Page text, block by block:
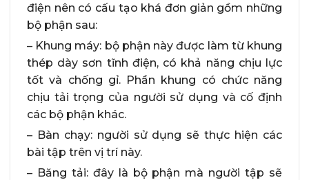
điện nên có cấu tạo khá đơn giản gồm những
bộ phận sau:
– Khung máy: bộ phận này được làm từ khung
thép dày sơn tĩnh điện, có khả năng chịu lực
tốt và chống gỉ. Phần khung có chức năng
chịu tải trọng của người sử dụng và cố định
các bộ phận khác.
– Bàn chạy: người sử dụng sẽ thực hiện các
bài tập trên vị trí này.
– Băng tải: đây là bộ phận mà người tập sẽ